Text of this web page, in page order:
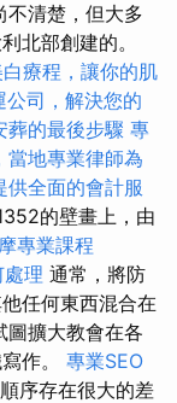
不清楚，但大多
北部創建的。
白療程，讓你的肌
公司，解決您的
葬的最後步驟 專
當地專業律師為
全面的會計服
的壁畫上，由
專業課程
理 通常，將防
任何東西混合在
圖擴大教會在各
作。 專業SEO
序存在很大的差